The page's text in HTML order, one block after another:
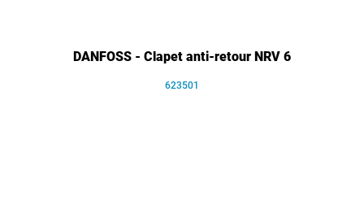
DANFOSS - Clapet anti-retour NRV 6
623501